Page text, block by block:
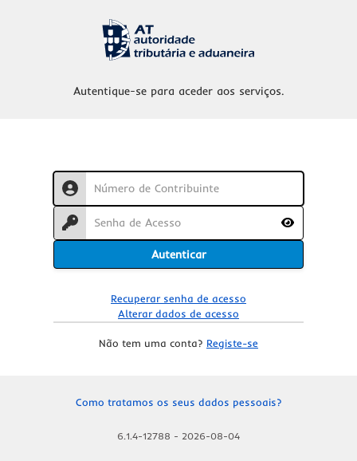
Autentique-se para aceder aos serviços.
Utilizador
Password
Mostrar
Autenticar
Recuperar senha de acesso
Alterar dados de acesso
Não tem uma conta? Registe-se
Como tratamos os seus dados pessoais?
6.1.4-12788 - 2026-08-04